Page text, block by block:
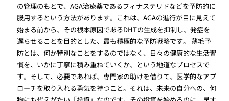
の管理のもとで、AGA治療薬であるフィナステリドなどを予防的に
服用するという方法があります。これは、AGAの進行が目に見えて
始まる前から、その根本原因であるDHTの生成を抑制し、発症を
遅らせることを目的とした、最も積極的な予防戦略です。 薄毛予
防とは、何か特別なことをするのではなく、日々の健康的な生活習
慣を、いかに丁寧に積み重ねていくか、という地道なプロセスで
す。そして、必要であれば、専門家の助けを借りて、医学的なアプ
ローチを取り入れる勇気を持つこと。それは、未来の自分への、何